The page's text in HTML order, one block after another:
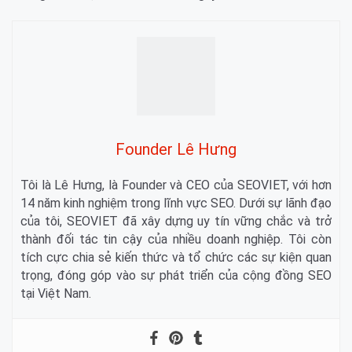
Founder Lê Hưng
Tôi là Lê Hưng, là Founder và CEO của SEOVIET, với hơn
14 năm kinh nghiệm trong lĩnh vực SEO. Dưới sự lãnh đạo
của tôi, SEOVIET đã xây dựng uy tín vững chắc và trở
thành đối tác tin cậy của nhiều doanh nghiệp. Tôi còn
tích cực chia sẻ kiến thức và tổ chức các sự kiện quan
trọng, đóng góp vào sự phát triển của cộng đồng SEO
tại Việt Nam.